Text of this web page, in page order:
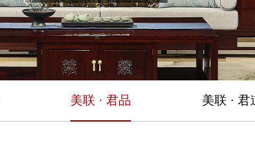
美联 · 君品 美联 · 君